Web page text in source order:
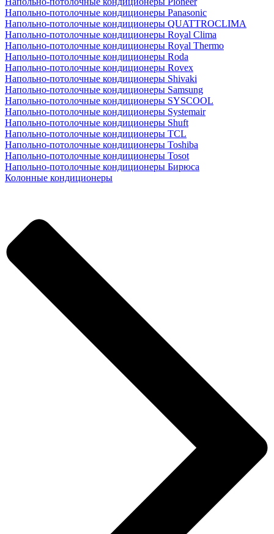
Напольно-потолочные кондиционеры Panasonic
Напольно-потолочные кондиционеры QUATTROCLIMA
Напольно-потолочные кондиционеры Royal Clima
Напольно-потолочные кондиционеры Royal Thermo
Напольно-потолочные кондиционеры Roda
Напольно-потолочные кондиционеры Rovex
Напольно-потолочные кондиционеры Shivaki
Напольно-потолочные кондиционеры Samsung
Напольно-потолочные кондиционеры SYSCOOL
Напольно-потолочные кондиционеры Systemair
Напольно-потолочные кондиционеры Shuft
Напольно-потолочные кондиционеры TCL
Напольно-потолочные кондиционеры Toshiba
Напольно-потолочные кондиционеры Tosot
Напольно-потолочные кондиционеры Бирюса
Колонные кондиционеры